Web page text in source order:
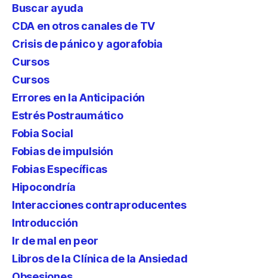
Buscar ayuda
CDA en otros canales de TV
Crisis de pánico y agorafobia
Cursos
Cursos
Errores en la Anticipación
Estrés Postraumático
Fobia Social
Fobias de impulsión
Fobias Específicas
Hipocondría
Interacciones contraproducentes
Introducción
Ir de mal en peor
Libros de la Clínica de la Ansiedad